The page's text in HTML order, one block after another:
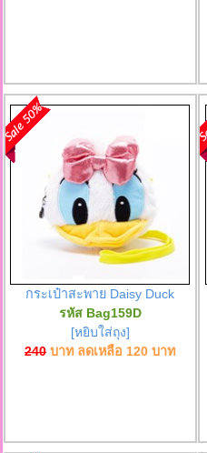
กระเป๋าสะพาย Daisy Duck
รหัส Bag159D
[หยิบใส่ถุง]
240บาท ลดเหลือ 120 บาท